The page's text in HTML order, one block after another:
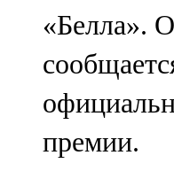
Олы Әтнә
71,42 FM
Сарман
107,8 FM
«Белла».
премии.